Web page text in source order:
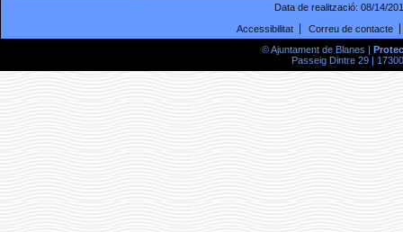
Data de realització: 08/14/
Accessibilitat
Correu de contacte
© Ajuntament de Blanes |
Passeig Dintre 29 |